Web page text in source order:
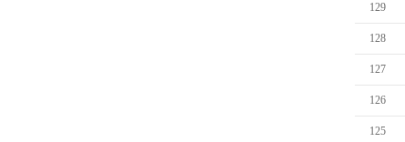
129
128
127
126
125